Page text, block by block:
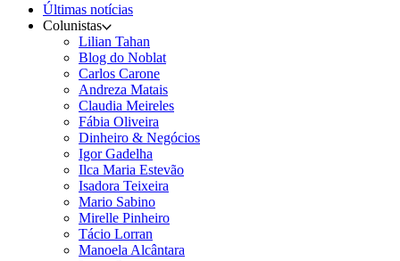
Últimas notícias
Colunistas
Lilian Tahan
Blog do Noblat
Carlos Carone
Andreza Matais
Claudia Meireles
Fábia Oliveira
Dinheiro & Negócios
Igor Gadelha
Ilca Maria Estevão
Isadora Teixeira
Mario Sabino
Mirelle Pinheiro
Tácio Lorran
Manoela Alcântara